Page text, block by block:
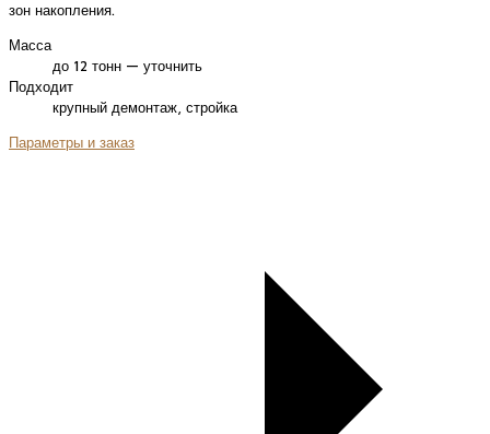
зон накопления.
Масса
до 12 тонн — уточнить
Подходит
крупный демонтаж, стройка
Параметры и заказ